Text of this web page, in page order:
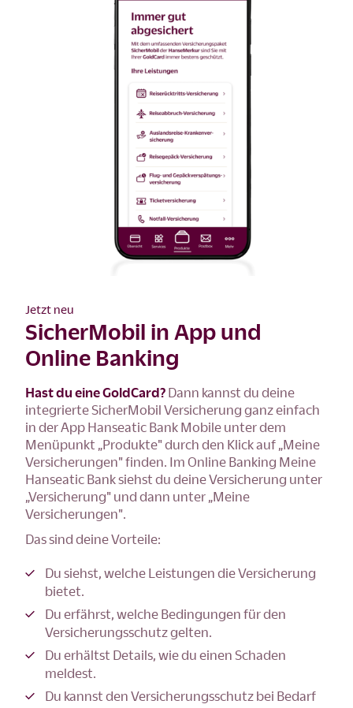
Jetzt neu
SicherMobil in App und
Online Banking
Hast du eine GoldCard? Dann kannst du deine
integrierte SicherMobil Versicherung ganz einfach
in der App Hanseatic Bank Mobile unter dem
Menüpunkt „Produkte" durch den Klick auf „Meine
Versicherungen" finden. Im Online Banking Meine
Hanseatic Bank siehst du deine Versicherung unter
„Versicherung" und dann unter „Meine
Versicherungen".
Das sind deine Vorteile:
Du siehst, welche Leistungen die Versicherung
bietet.
Du erfährst, welche Bedingungen für den
Versicherungsschutz gelten.
Du erhältst Details, wie du einen Schaden
meldest.
Du kannst den Versicherungsschutz bei Bedarf